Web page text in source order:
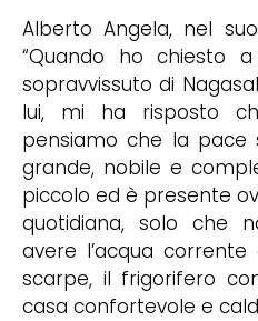
Alberto Angela, nel
“Quando ho chiesto
sopravvissuto di
lui, mi ha risposto
pensiamo che la
grande, nobile e
piccolo ed è presente
quotidiana, solo che
avere l’acqua
scarpe, il frigorifero
casa confortevole e